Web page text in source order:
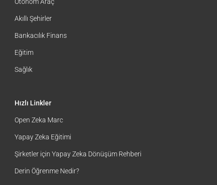
Otonom Araç
Akıllı Şehirler
Bankacılık Finans
Eğitim
Sağlık
Hızlı Linkler
Open Zeka Marc
Yapay Zeka Eğitimi
Şirketler için Yapay Zeka Dönüşüm Rehberi
Derin Öğrenme Nedir?